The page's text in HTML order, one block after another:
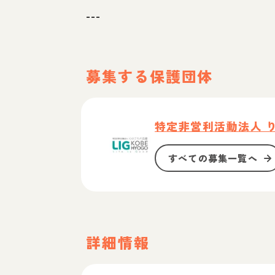
---
募集する保護団体
特定非営利活動法人
すべての募集一覧へ
詳細情報